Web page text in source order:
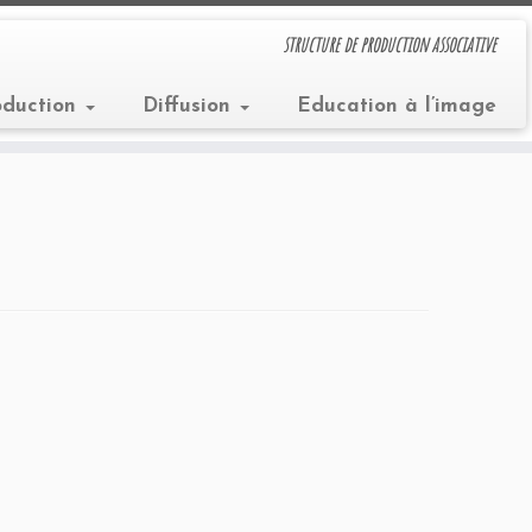
structure de production associative
Diffusion Education à l’image